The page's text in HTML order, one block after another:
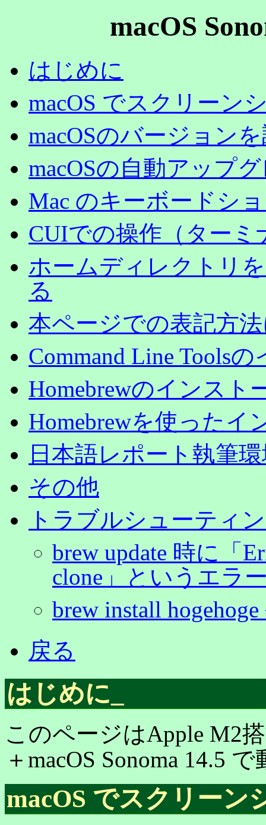
macOS
はじめに
macOS でスクリーン
macOSのバージョン
macOSの自動アップ
Mac のキーボードシ
CUIでの操作（ターミ
ホームディレクトリ
る
本ページでの表記方
Command Line Tools
Homebrewのインスト
Homebrewを使った
日本語レポート執筆
その他
トラブルシューティ
brew update 時に「
clone」というエラ
brew install
戻る
はじめに
このページはApple M2
＋macOS Sonoma 14.5
macOS でスクリーン